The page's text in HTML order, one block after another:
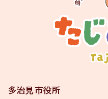
多治見市役所